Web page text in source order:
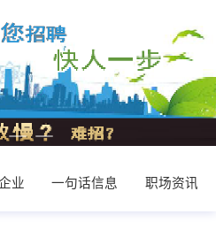
业 一句话信息 职场资讯